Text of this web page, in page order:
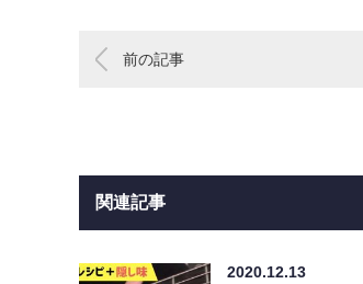
前の記事
関連記事
2020.12.13